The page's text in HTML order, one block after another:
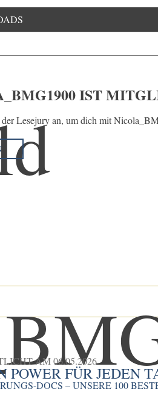
IST
Lesejury an, um dich mit
AM06.05.2026
POWER FÜR JEDEN
DOCS – UNSERE 100